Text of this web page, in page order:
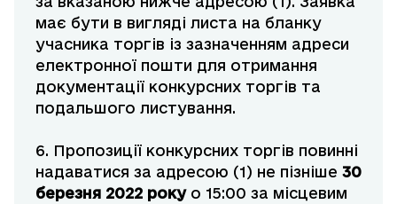
має бути в вигляді листа на бланку
учасника торгів із зазначенням адреси
електронної пошти для отримання
документації конкурсних торгів та
подальшого листування.
6. Пропозиції конкурсних торгів повинні
надаватися за адресою (1) не пізніше 30
березня 2022 рокуо 15:00 за місцевим